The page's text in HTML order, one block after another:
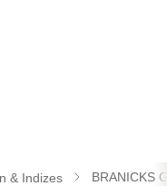
& Indizes BRANICKS